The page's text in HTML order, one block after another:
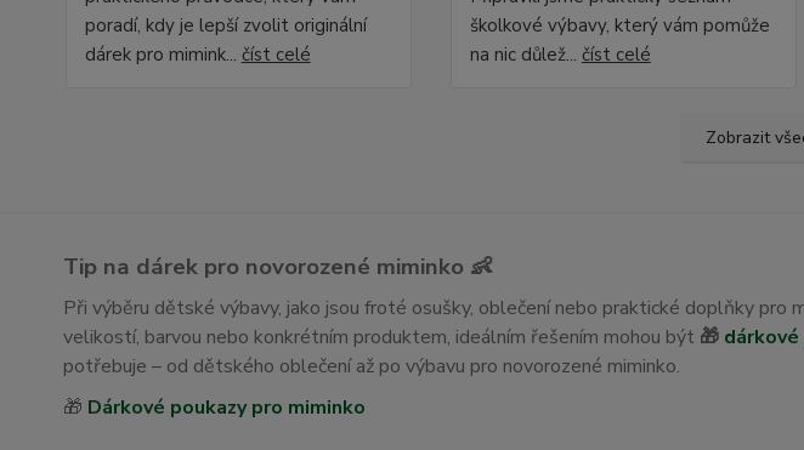
poradí, kdy je lepší zvolit originální
dárek pro mimink... číst celé
školkové výbavy, který vám pomůže
na nic důlež... číst celé
Zobrazit
Tip na dárek pro novorozené miminko 👶
Při výběru dětské výbavy, jako jsou froté osušky, oblečení nebo praktické doplňky pro
velikostí, barvou nebo konkrétním produktem, ideálním řešením mohou být 🎁
potřebuje – od dětského oblečení až po výbavu pro novorozené miminko.
🎁 Dárkové poukazy pro miminko